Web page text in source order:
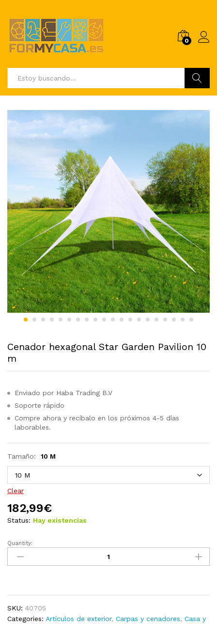
0
Cenador hexagonal Star Garden Pavilion 10
m
Enviado por Haba Trading B.V
Soporte rápido
Compre ahora y recíbalo en los próximos 4-5 días
laborables.
Tamaño: 10 M
Clear
182,99€
Status: Hay existencias
Cenador
hexagonal
Star
m
quantity
Quantity:
SKU: 40705
Categories: Artículos de exterior, Carpas y cenadores, Casa y